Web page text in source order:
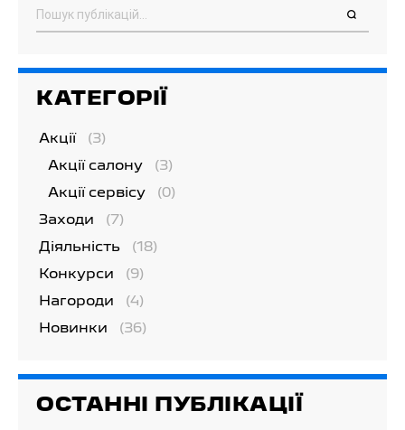
КАТЕГОРІЇ
Акції (3)
Акції салону (3)
Акції сервісу (0)
Заходи (7)
Діяльність (18)
Конкурси (9)
Нагороди (4)
Новинки (36)
ОСТАННІ ПУБЛІКАЦІЇ